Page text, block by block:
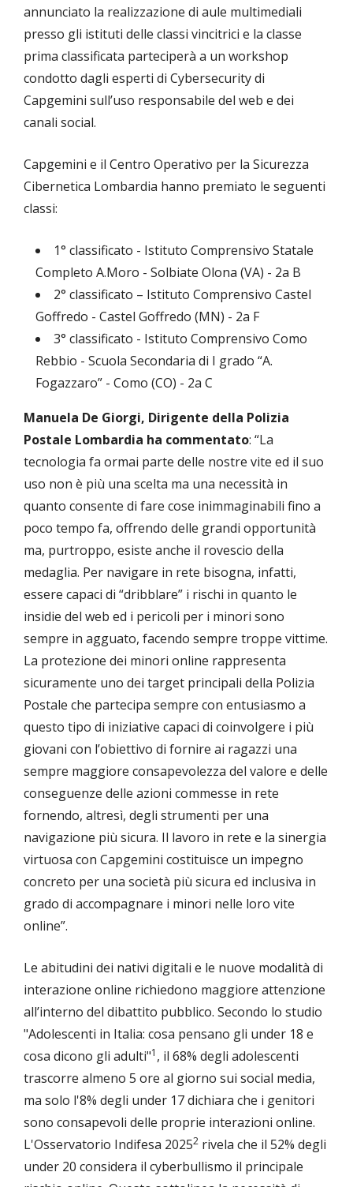
annunciato la realizzazione di aule multimediali
presso gli istituti delle classi vincitrici e la classe
prima classificata parteciperà a un workshop
condotto dagli esperti di Cybersecurity di
Capgemini sull’uso responsabile del web e dei
canali social.
Capgemini e il Centro Operativo per la Sicurezza
Cibernetica Lombardia hanno premiato le seguenti
classi:
1° classificato - Istituto Comprensivo Statale
Completo A.Moro - Solbiate Olona (VA) - 2a B
2° classificato – Istituto Comprensivo Castel
Goffredo - Castel Goffredo (MN) - 2a F
3° classificato - Istituto Comprensivo Como
Rebbio - Scuola Secondaria di I grado “A.
Fogazzaro” - Como (CO) - 2a C
Manuela De Giorgi, Dirigente della Polizia
Postale Lombardia ha commentato: “La
tecnologia fa ormai parte delle nostre vite ed il suo
uso non è più una scelta ma una necessità in
quanto consente di fare cose inimmaginabili fino a
poco tempo fa, offrendo delle grandi opportunità
ma, purtroppo, esiste anche il rovescio della
medaglia. Per navigare in rete bisogna, infatti,
essere capaci di “dribblare” i rischi in quanto le
insidie del web ed i pericoli per i minori sono
sempre in agguato, facendo sempre troppe vittime.
La protezione dei minori online rappresenta
sicuramente uno dei target principali della Polizia
Postale che partecipa sempre con entusiasmo a
questo tipo di iniziative capaci di coinvolgere i più
giovani con l’obiettivo di fornire ai ragazzi una
sempre maggiore consapevolezza del valore e delle
conseguenze delle azioni commesse in rete
fornendo, altresì, degli strumenti per una
navigazione più sicura. Il lavoro in rete e la sinergia
virtuosa con Capgemini costituisce un impegno
concreto per una società più sicura ed inclusiva in
grado di accompagnare i minori nelle loro vite
online”.
Le abitudini dei nativi digitali e le nuove modalità di
interazione online richiedono maggiore attenzione
all’interno del dibattito pubblico. Secondo lo studio
"Adolescenti in Italia: cosa pensano gli under 18 e
cosa dicono gli adulti"1 , il 68% degli adolescenti
trascorre almeno 5 ore al giorno sui social media,
ma solo l'8% degli under 17 dichiara che i genitori
sono consapevoli delle proprie interazioni online.
L'Osservatorio Indifesa 20252 rivela che il 52% degli
under 20 considera il cyberbullismo il principale